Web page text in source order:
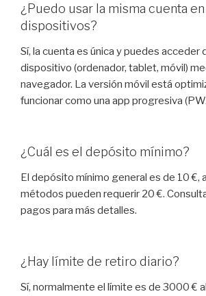
¿Puedo usar la misma cuenta
dispositivos?
Sí, la cuenta es única y puedes acceder
dispositivo (ordenador, tablet, móvil)
navegador. La versión móvil está
funcionar como una app progresiva
¿Cuál es el depósito mínimo?
El depósito mínimo general es de 10 €,
métodos pueden requerir 20 €.
pagos para más detalles.
¿Hay límite de retiro diario?
Sí, normalmente el límite es de 3000 €